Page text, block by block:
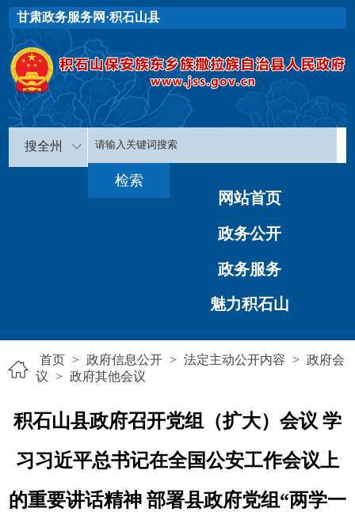
甘肃政务服务网·积石山县
搜全州
网站首页
政务公开
政务服务
魅力积石山
首页 > 政府信息公开 > 法定主动公开内容 > 政府会
议 > 政府其他会议
积石山县政府召开党组（扩大）会议 学
习习近平总书记在全国公安工作会议上
的重要讲话精神 部署县政府党组“两学一